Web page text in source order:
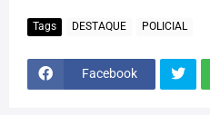
Tags DESTAQUE POLICIAL
Facebook